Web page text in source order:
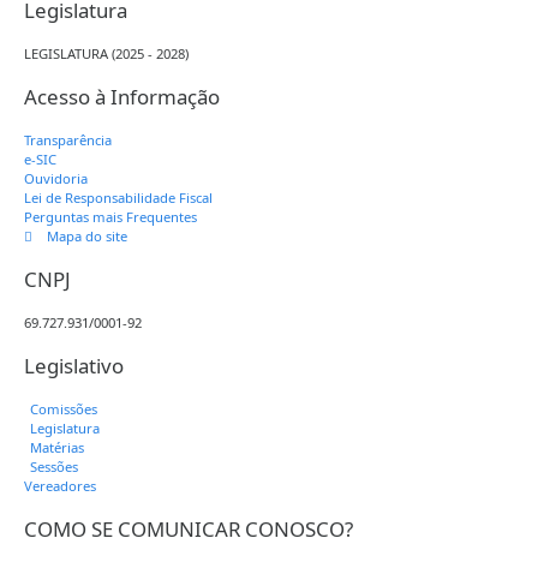
Legislatura
LEGISLATURA (2025 - 2028)
Acesso à Informação
Transparência
e-SIC
Ouvidoria
Lei de Responsabilidade Fiscal
Perguntas mais Frequentes
Mapa do site
CNPJ
69.727.931/0001-92
Legislativo
Comissões
Legislatura
Matérias
Sessões
Vereadores
COMO SE COMUNICAR CONOSCO?